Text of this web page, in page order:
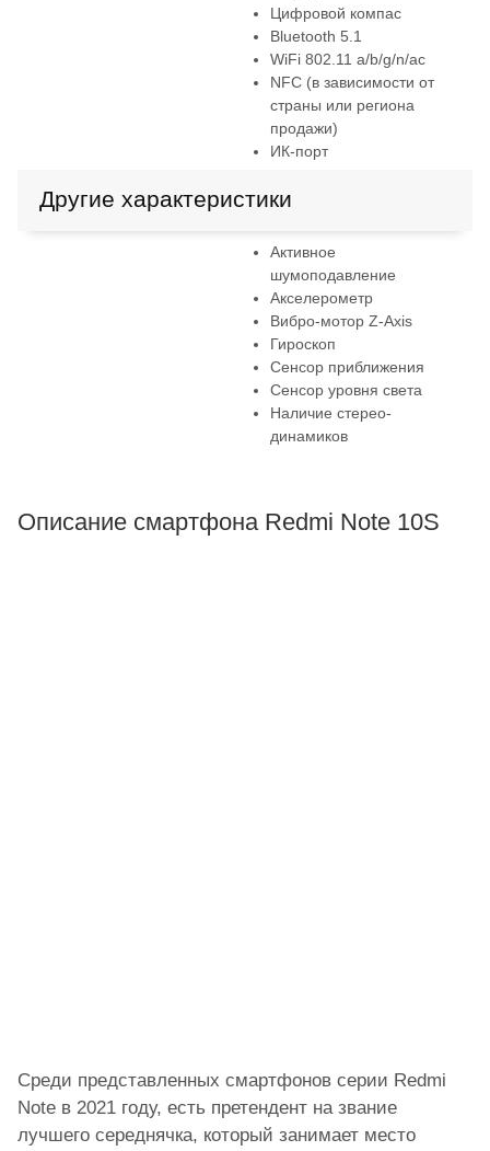
Цифровой компас
Bluetooth 5.1
WiFi 802.11 a/b/g/n/ac
NFC (в зависимости от
страны или региона
продажи)
ИК-порт
Другие характеристики
Активное
шумоподавление
Акселерометр
Вибро-мотор Z-Axis
Гироскоп
Сенсор приближения
Сенсор уровня света
Наличие стерео-
динамиков
Описание смартфона Redmi Note 10S
Среди представленных смартфонов серии Redmi
Note в 2021 году, есть претендент на звание
лучшего середнячка, который занимает место